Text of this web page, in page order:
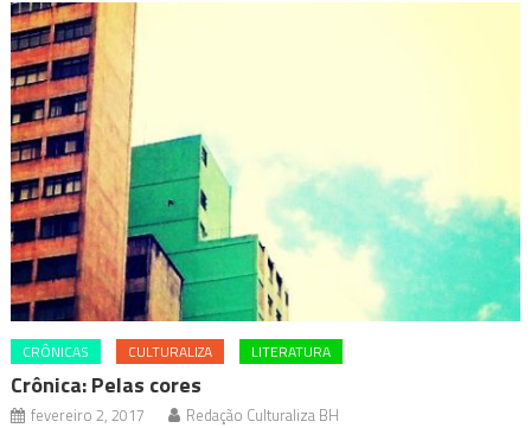
CRÔNICAS CULTURALIZA LITERATURA
Crônica: Pelas cores
fevereiro 2, 2017 Redação Culturaliza BH